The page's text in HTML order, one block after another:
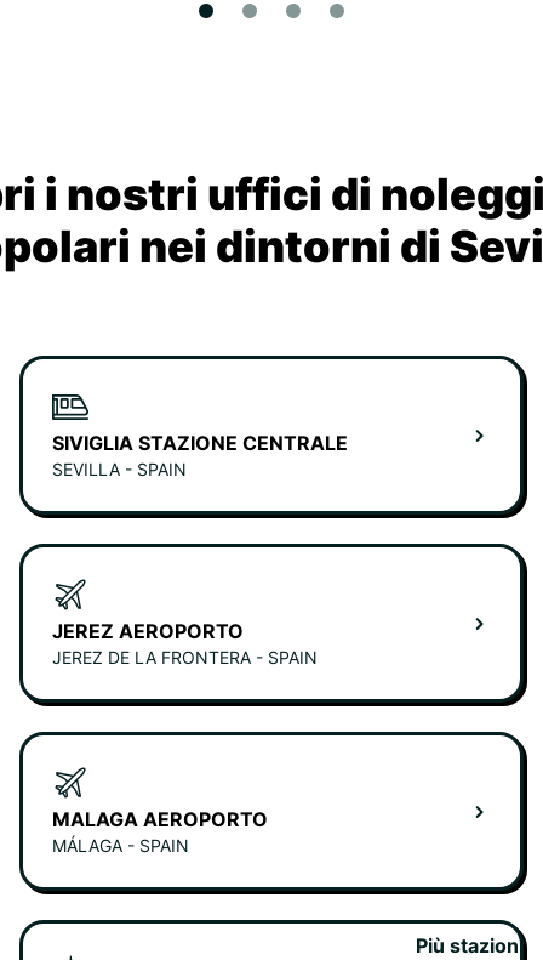
i nostri uffici di
nei dintorni di
SIVIGLIA STAZIONE CENTRALE
SEVILLA - SPAIN
JEREZ AEROPORTO
JEREZ DE LA FRONTERA - SPAIN
MALAGA AEROPORTO
MÁLAGA - SPAIN
Più stazioni